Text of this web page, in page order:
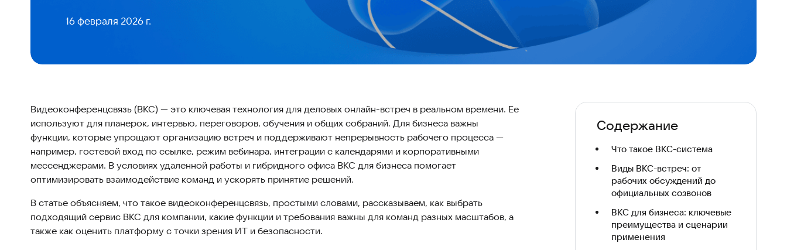
16 февраля 2026 г.
Видеоконференцсвязь (ВКС) — это ключевая технология для деловых онлайн-встреч в реальном времени. Ее
используют для планерок, интервью, переговоров, обучения и общих собраний. Для бизнеса важны
функции, которые упрощают организацию встреч и поддерживают непрерывность рабочего процесса —
например, гостевой вход по ссылке, режим вебинара, интеграции с календарями и корпоративными
мессенджерами. В условиях удаленной работы и гибридного офиса ВКС для бизнеса помогает
оптимизировать взаимодействие команд и ускорять принятие решений.
В статье объясняем, что такое видеоконференцсвязь, простыми словами, рассказываем, как выбрать
подходящий сервис ВКС для компании, какие функции и требования важны для команд разных масштабов, а
также как оценить платформу с точки зрения ИТ и безопасности.
Содержание
Что такое ВКС-система
Виды ВКС-встреч: от
рабочих обсуждений до
официальных созвонов
ВКС для бизнеса: ключевые
преимущества и сценарии
применения